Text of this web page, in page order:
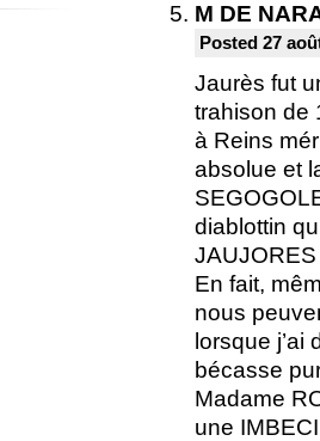
M DE
Posted 27
Jaurès fut
trahison de
à Reins
absolue et
diablottin
En fait,
nous
lorsque j’ai
bécasse
Madame
une